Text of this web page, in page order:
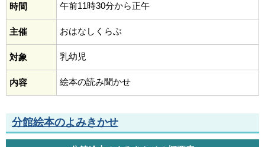
時間 午前11時30分から正午
主催 おはなしくらぶ
対象 乳幼児
内容 絵本の読み聞かせ
分館絵本のよみきかせ